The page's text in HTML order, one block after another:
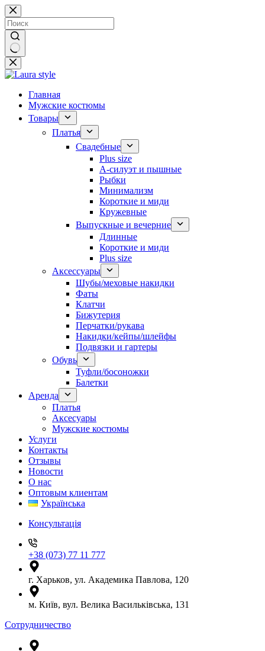
Перейти
к
сути
Ничего
не
Главная
Мужские костюмы
Товары
Платья
Свадебные
Plus size
А-силуэт и пышные
Рыбки
Минимализм
Короткие и миди
Кружевные
Выпускные и вечерние
Длинные
Короткие и миди
Plus size
Аксессуары
Шубы/меховые накидки
Фаты
Клатчи
Бижутерия
Перчатки/рукава
Накидки/кейпы/шлейфы
Подвязки и гартеры
Обувь
Туфли/босоножки
Балетки
Аренда
Платья
Аксесуары
Мужские костюмы
Услуги
Контакты
Отзывы
Новости
О нас
Оптовым клиентам
Українська
Консультація
+38 (073) 77 11 777
г. Харьков, ул. Академика Павлова, 120
м. Київ, вул. Велика Васильківська, 131
Сотрудничество